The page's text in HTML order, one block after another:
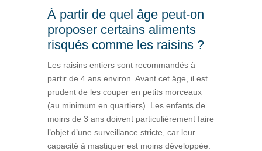
À partir de quel âge peut-on
proposer certains aliments
risqués comme les raisins ?
Les raisins entiers sont recommandés à
partir de 4 ans environ. Avant cet âge, il est
prudent de les couper en petits morceaux
(au minimum en quartiers). Les enfants de
moins de 3 ans doivent particulièrement faire
l’objet d’une surveillance stricte, car leur
capacité à mastiquer est moins développée.